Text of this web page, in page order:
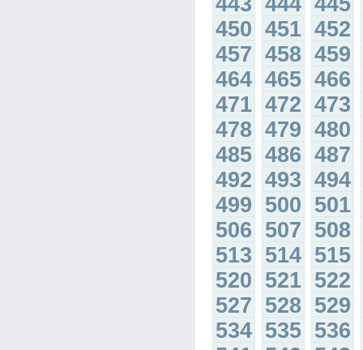
450 451 452
457 458 459
464 465 466
471 472 473
478 479 480
485 486 487
492 493 494
499 500 501
506 507 508
513 514 515
520 521 522
527 528 529
534 535 536